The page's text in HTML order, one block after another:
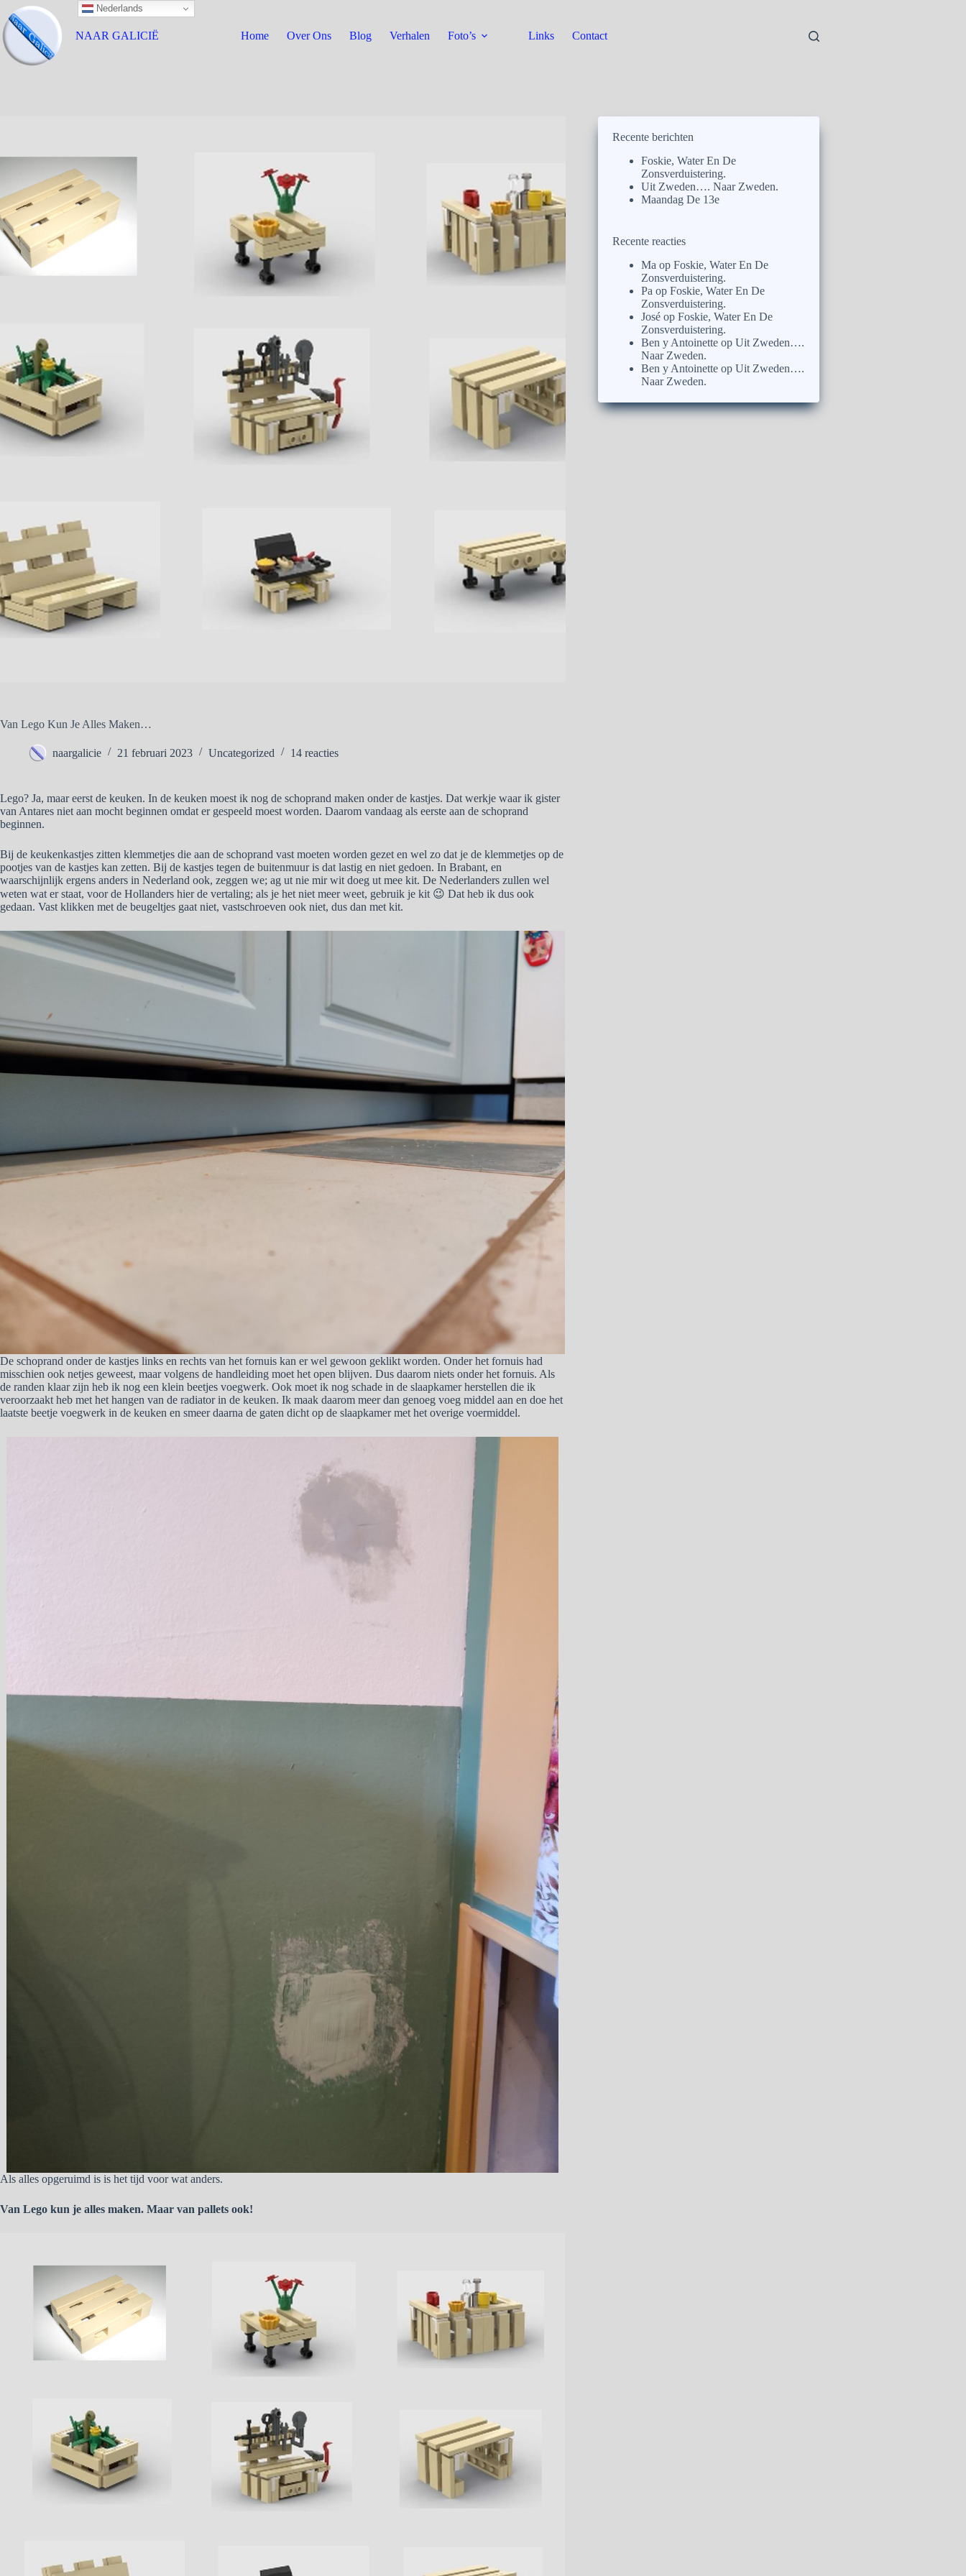
NAAR GALICIË Home Over Ons Blog Verhalen Foto’s Links Contact
Van Lego Kun Je Alles Maken…
naargalicie 21 februari 2023 Uncategorized 14 reacties
Lego? Ja, maar eerst de keuken. In de keuken moest ik nog de schoprand maken onder de kastjes. Dat werkje waar ik gister
van Antares niet aan mocht beginnen omdat er gespeeld moest worden. Daarom vandaag als eerste aan de schoprand
beginnen.
Bij de keukenkastjes zitten klemmetjes die aan de schoprand vast moeten worden gezet en wel zo dat je de klemmetjes op de
pootjes van de kastjes kan zetten. Bij de kastjes tegen de buitenmuur is dat lastig en niet gedoen. In Brabant, en
waarschijnlijk ergens anders in Nederland ook, zeggen we; ag ut nie mir wit doeg ut mee kit. De Nederlanders zullen wel
weten wat er staat, voor de Hollanders hier de vertaling; als je het niet meer weet, gebruik je kit 😉 Dat heb ik dus ook
gedaan. Vast klikken met de beugeltjes gaat niet, vastschroeven ook niet, dus dan met kit.
De schoprand onder de kastjes links en rechts van het fornuis kan er wel gewoon geklikt worden. Onder het fornuis had
misschien ook netjes geweest, maar volgens de handleiding moet het open blijven. Dus daarom niets onder het fornuis. Als
de randen klaar zijn heb ik nog een klein beetjes voegwerk. Ook moet ik nog schade in de slaapkamer herstellen die ik
veroorzaakt heb met het hangen van de radiator in de keuken. Ik maak daarom meer dan genoeg voeg middel aan en doe het
laatste beetje voegwerk in de keuken en smeer daarna de gaten dicht op de slaapkamer met het overige voermiddel.
Als alles opgeruimd is is het tijd voor wat anders.
Van Lego kun je alles maken. Maar van pallets ook!
Recente berichten
Foskie, Water En De
Zonsverduistering.
Uit Zweden…. Naar Zweden.
Maandag De 13e
Recente reacties
Ma opFoskie, Water En De
Zonsverduistering.
Pa opFoskie, Water En De
Zonsverduistering.
José opFoskie, Water En De
Zonsverduistering.
Ben y Antoinette opUit Zweden….
Naar Zweden.
Ben y Antoinette opUit Zweden….
Naar Zweden.
Nederlands